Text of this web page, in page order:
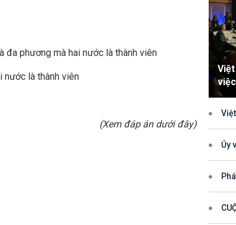
đa phương mà hai nước là thành viên
nước là thành viên
(Xem đáp án dưới đây)
quyền
và Ủy
lần